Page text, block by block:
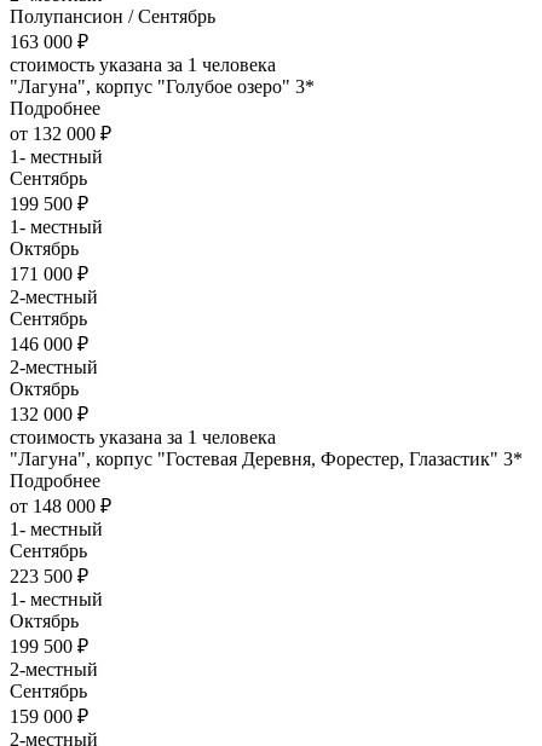
Полупансион / Сентябрь
163 000 ₽
стоимость указана за 1 человека
"Лагуна", корпус "Голубое озеро" 3*
Подробнее
от 132 000 ₽
1- местный
Сентябрь
199 500 ₽
1- местный
Октябрь
171 000 ₽
2-местный
Сентябрь
146 000 ₽
2-местный
Октябрь
132 000 ₽
стоимость указана за 1 человека
"Лагуна", корпус "Гостевая Деревня, Форестер, Глазастик" 3*
Подробнее
от 148 000 ₽
1- местный
Сентябрь
223 500 ₽
1- местный
Октябрь
199 500 ₽
2-местный
Сентябрь
159 000 ₽
2-местный